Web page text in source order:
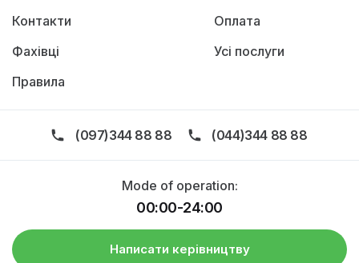
Контакти
Фахівці
Правила
Оплата
Усі послуги
(097)344 88 88 (044)344 88 88
Mode of operation:
00:00-24:00
Написати керівництву